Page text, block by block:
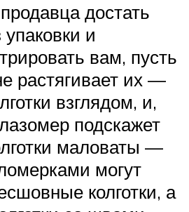
достать
упаковки и
вам, пусть
растягивает их —
взглядом, и,
подскажет
маловаты —
могут
колготки, а